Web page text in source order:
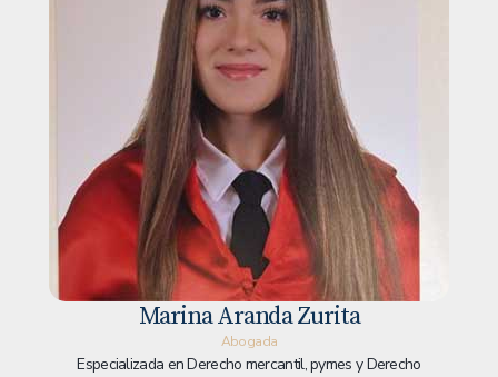
Marina Aranda Zurita
Abogada
Especializada en Derecho mercantil, pymes y Derecho